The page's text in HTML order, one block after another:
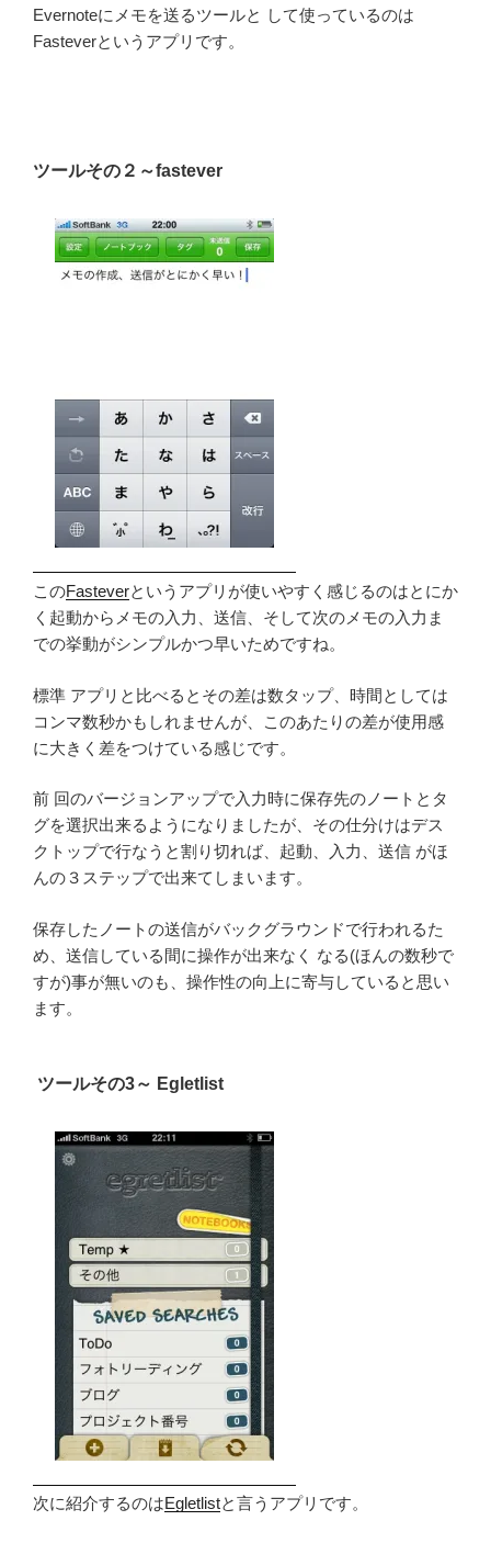
Evernoteにメモを送るツールと して使っているのは
Fasteverというアプリです。
ツールその２～fastever
このFasteverというアプリが使いやすく感じるのはとにか
く起動からメモの入力、送信、そして次のメモの入力ま
での挙動がシンプルかつ早いためですね。
標準 アプリと比べるとその差は数タップ、時間としては
コンマ数秒かもしれませんが、このあたりの差が使用感
に大きく差をつけている感じです。
前 回のバージョンアップで入力時に保存先のノートとタ
グを選択出来るようになりましたが、その仕分けはデス
クトップで行なうと割り切れば、起動、入力、送信 がほ
んの３ステップで出来てしまいます。
保存したノートの送信がバックグラウンドで行われるた
め、送信している間に操作が出来なく なる(ほんの数秒で
すが)事が無いのも、操作性の向上に寄与していると思い
ます。
ツールその3～ Egletlist
次に紹介するのはEgletlistと言うアプリです。